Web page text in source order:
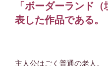
「ボーダーランド
表した作品である。
主人公はごく普通の老人。